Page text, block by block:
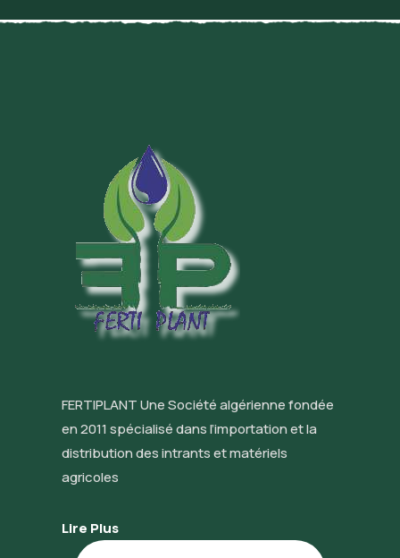
FERTIPLANT Une Société algérienne fondée
en 2011 spécialisé dans l’importation et la
distribution des intrants et matériels
agricoles
Lire Plus